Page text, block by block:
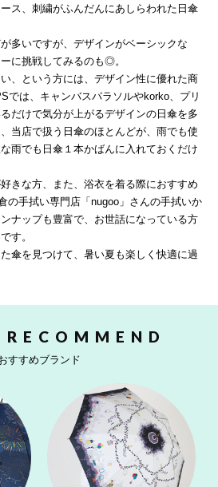
ス、刺繍がふんだんにあしらわれた日傘
多いですが、デザインがベーシックな
に挑戦してみるのも◎。
、という方には、デザイン性に優れた商
では、キャンバスパラソルやkorko、プリ
だけで気分が上がるデザインの日傘を多
当店で扱う日傘のほとんどが、雨でも使
雨でも日傘１本かばんに入れておくだけ
きな方、また、浴衣を着る際におすすめ
の手拭い専門店「nugoo」さんの手拭いか
ナップも豊富で、お世話になっている方
す。
傘を見つけて、暑い夏も楽しく快適に過
すすめブランド